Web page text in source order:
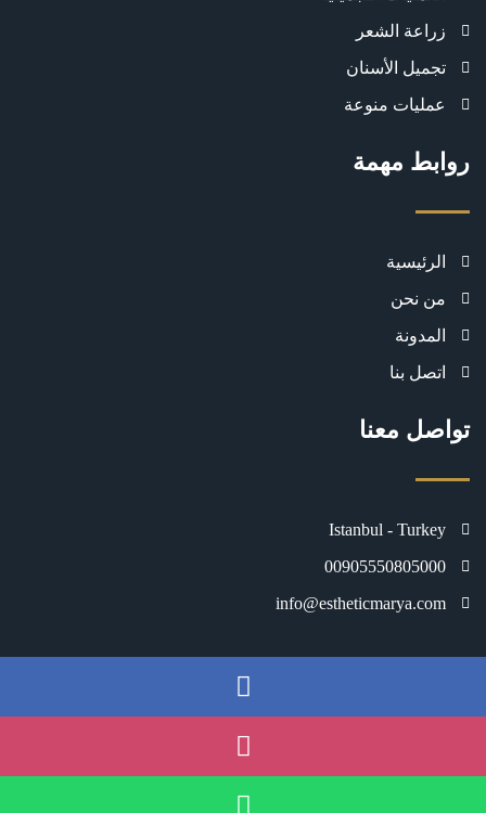
زراعة الشعر
تجميل الأسنان
عمليات منوعة
روابط مهمة
الرئيسية
من نحن
المدونة
اتصل بنا
تواصل معنا
Istanbul - Turkey
00905550805000
info@estheticmarya.com